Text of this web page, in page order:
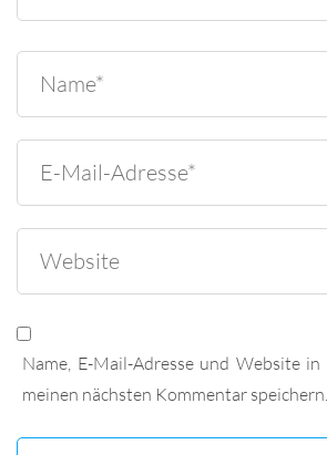
Name, E-Mail-Adresse und Website
meinen nächsten Kommentar speichern.